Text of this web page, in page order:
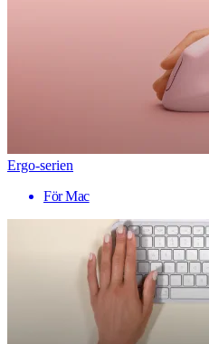
Ergo-serien
För Mac